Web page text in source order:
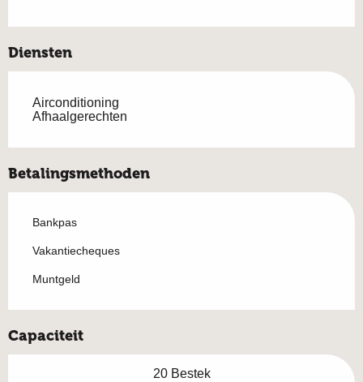
Diensten
Airconditioning
Afhaalgerechten
Betalingsmethoden
Bankpas
Vakantiecheques
Muntgeld
Capaciteit
20 Bestek